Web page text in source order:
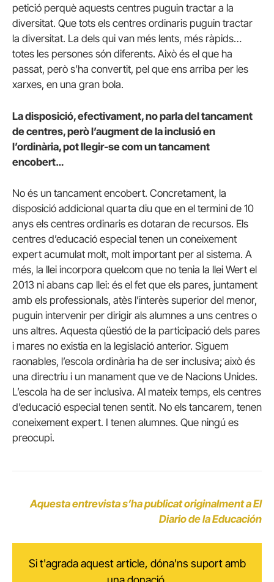
petició perquè aquests centres puguin tractar a la
diversitat. Que tots els centres ordinaris puguin tractar
la diversitat. La dels qui van més lents, més ràpids…
totes les persones són diferents. Això és el que ha
passat, però s’ha convertit, pel que ens arriba per les
xarxes, en una gran bola.
La disposició, efectivament, no parla del tancament
de centres, però l’augment de la inclusió en
l’ordinària, pot llegir-se com un tancament
encobert…
No és un tancament encobert. Concretament, la
disposició addicional quarta diu que en el termini de 10
anys els centres ordinaris es dotaran de recursos. Els
centres d’educació especial tenen un coneixement
expert acumulat molt, molt important per al sistema. A
més, la llei incorpora quelcom que no tenia la llei Wert el
2013 ni abans cap llei: és el fet que els pares, juntament
amb els professionals, atès l’interès superior del menor,
puguin intervenir per dirigir als alumnes a uns centres o
uns altres. Aquesta qüestió de la participació dels pares
i mares no existia en la legislació anterior. Siguem
raonables, l’escola ordinària ha de ser inclusiva; això és
una directriu i un manament que ve de Nacions Unides.
L’escola ha de ser inclusiva. Al mateix temps, els centres
d’educació especial tenen sentit. No els tancarem, tenen
coneixement expert. I tenen alumnes. Que ningú es
preocupi.
Aquesta entrevista s’ha publicat originalment a El
Diario de la Educación
Si t'agrada aquest article, dóna'ns suport amb